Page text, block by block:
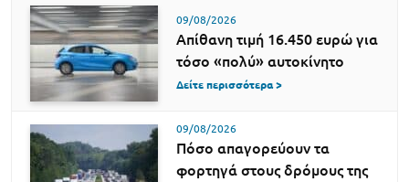
09/08/2026
Απίθανη τιμή 16.450 ευρώ για
τόσο «πολύ» αυτοκίνητο
Δείτε περισσότερα >
09/08/2026
Πόσο απαγορεύουν τα
φορτηγά στους δρόμους της